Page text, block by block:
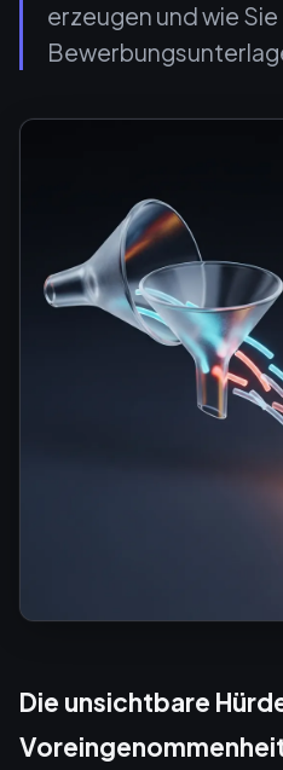
erzeugen und wie Sie
Die unsichtbare